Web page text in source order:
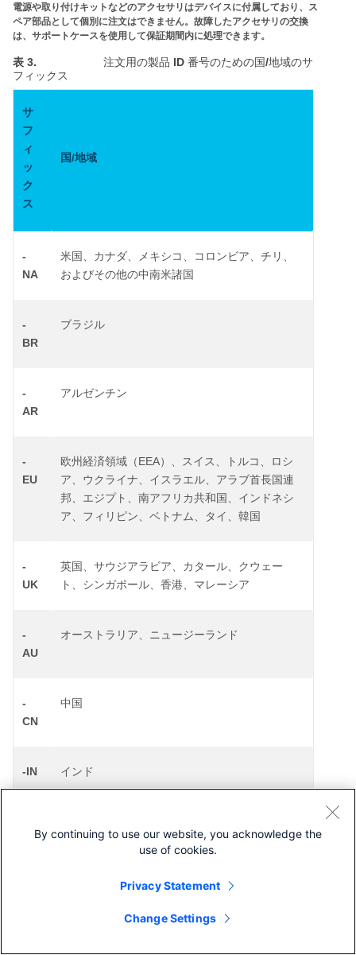
シスコに問い合わせ
電源や取り付けキットなどのアクセサリはデバイスに付属しており、ス
ペア部品として個別に注文はできません。故障したアクセサリの交換
は、サポートケースを使用して保証期間内に処理できます。
表 3. 注文用の製品 ID 番号のための国/地域のサ
フィックス
サ
フ
ィ
ッ
ク
ス
国/地域
-
NA
米国、カナダ、メキシコ、コロンビア、チリ、
およびその他の中南米諸国
-
BR
ブラジル
-
AR
アルゼンチン
-
EU
欧州経済領域（ EEA）、スイス、トルコ、ロシ
ア、ウクライナ、イスラエル、アラブ首長国連
邦、エジプト、南アフリカ共和国、インドネシ
ア、フィリピン、ベトナム、タイ、韓国
-
UK
英国、サウジアラビア、カタール、クウェー
ト、シンガポール、香港、マレーシア
-
AU
オーストラリア、ニュージーランド
-
CN
中国
-IN インド
JPBy continuing to use our website, you acknowledge the
use of cookies.
Privacy Statement
Change Settings